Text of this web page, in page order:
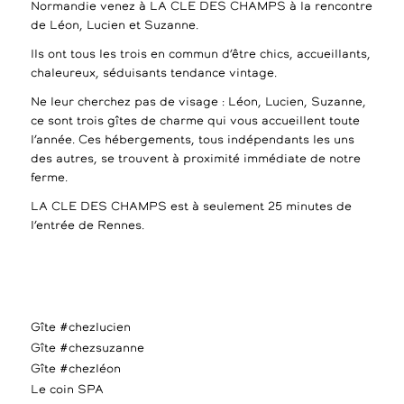
Normandie venez à LA CLE DES CHAMPS à la rencontre
de Léon, Lucien et Suzanne.
Ils ont tous les trois en commun d’être chics, accueillants,
chaleureux, séduisants tendance vintage.
Ne leur cherchez pas de visage : Léon, Lucien, Suzanne,
ce sont trois gîtes de charme qui vous accueillent toute
l’année. Ces hébergements, tous indépendants les uns
des autres, se trouvent à proximité immédiate de notre
ferme.
LA CLE DES CHAMPS est à seulement 25 minutes de
l’entrée de Rennes.
Gîte #chezlucien
Gîte #chezsuzanne
Gîte #chezléon
Le coin SPA